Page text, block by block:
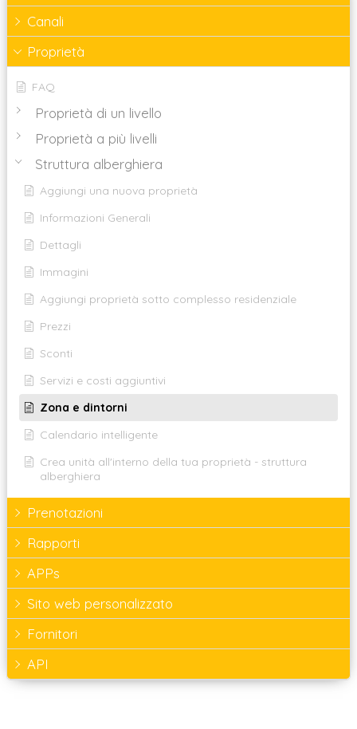
Canali
Proprietà
FAQ
Proprietà di un livello
Proprietà a più livelli
Struttura alberghiera
Aggiungi una nuova proprietà
Informazioni Generali
Dettagli
Immagini
Aggiungi proprietà sotto complesso residenziale
Prezzi
Sconti
Servizi e costi aggiuntivi
Zona e dintorni
Calendario intelligente
Crea unità all'interno della tua proprietà - struttura
alberghiera
Prenotazioni
Rapporti
APPs
Sito web personalizzato
Fornitori
API